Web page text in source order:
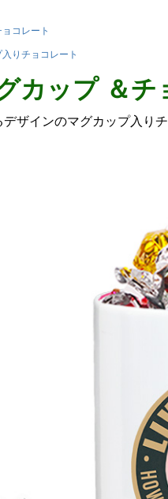
コレート
りチョコレート
カップ ＆
ザインのマグカップ入り